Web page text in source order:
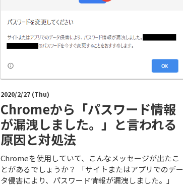
2020/2/27 (Thu)
Chromeから「パスワード情報
が漏洩しました。」と言われる
原因と対処法
Chromeを使用していて、こんなメッセージが出たこ
とがあるでしょうか？ 「サイトまたはアプリでのデー
タ侵害により、パスワード情報が漏洩しました。」